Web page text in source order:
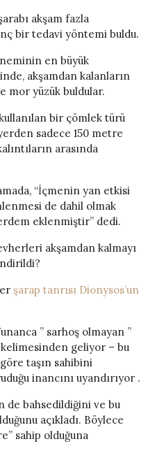
akşam fazla
bir tedavi yöntemi buldu.
en büyük
akşamdan kalanların
mor yüzük buldular.
bir çömlek türü
sadece 150 metre
arasında
“İçmenin yan etkisi
de dahil olmak
eklenmiştir” dedi.
akşamdan kalmayı
şarap tanrısı Dionysos’un
” sarhoş olmayan ”
kelimesinden geliyor – bu
taşın sahibini
inancını uyandırıyor .
de bahsedildiğini ve bu
açıkladı. Böylece
sahip olduğuna